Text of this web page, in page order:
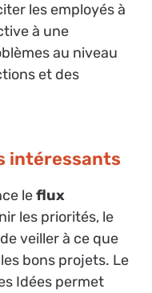
les employés à
à une
au niveau
et des
intéressants
leflux
les priorités, le
veiller à ce que
bons projets. Le
Idées permet